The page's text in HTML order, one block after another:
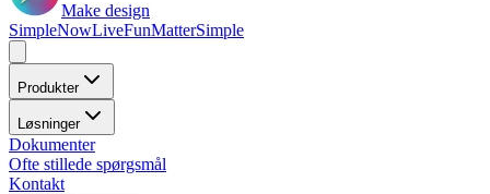
Make design
SimpleNowLiveFunMatterSimple
Produkter
Løsninger
Dokumenter
Ofte stillede spørgsmål
Kontakt